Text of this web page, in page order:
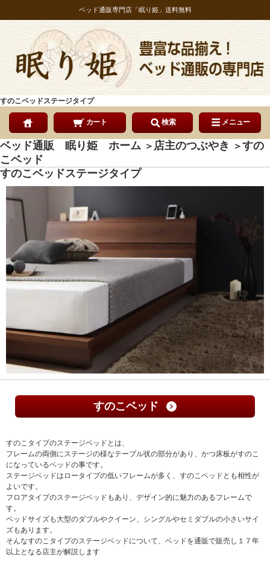
ベッド通販専門店「眠り姫」送料無料
すのこベッドステージタイプ
カート 検索 メニュー
ベッド通販 眠り姫 ホーム ＞ 店主のつぶやき ＞すの
こベッド
すのこベッドステージタイプ
すのこベッド
すのこタイプのステージベッドとは、
フレームの両側にステージの様なテーブル状の部分があり、かつ床板がすのこ
になっているベッドの事です。
ステージベッドはロータイプの低いフレームが多く、すのこベッドとも相性が
よいです。
フロアタイプのステージベッドもあり、デザイン的に魅力のあるフレームで
す。
ベッドサイズも大型のダブルやクイーン、シングルやセミダブルの小さいサイ
ズもあります。
そんなすのこタイプのステージベッドについて、ベッドを通販で販売し１７年
以上となる店主が解説します